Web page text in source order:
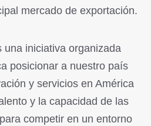
mercado de exportación.
una iniciativa organizada
posicionar a nuestro país
y servicios en América
y la capacidad de las
competir en un entorno